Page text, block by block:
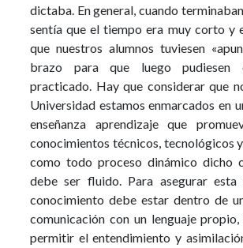
dictaba. En general, cuando
sentía que el tiempo era muy corto y
que nuestros alumnos tuviesen
brazo para que luego pudiesen
practicado. Hay que considerar que
Universidad estamos enmarcados en
enseñanza aprendizaje que
conocimientos técnicos, tecnológicos
como todo proceso dinámico dicho
debe ser fluido. Para asegurar esta
conocimiento debe estar dentro de
comunicación con un lenguaje
permitir el entendimiento y